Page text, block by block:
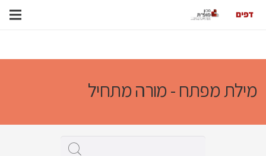
מילת מפתח - מורה מתחיל